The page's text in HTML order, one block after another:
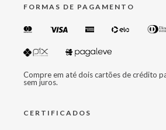
FORMAS DE PAGAMENTO
Compre em até dois cartões de crédito
sem juros.
CERTIFICADOS